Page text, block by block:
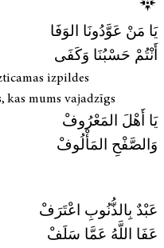
يَا مَنْ عَوَّدُونَا الوَفَا
أَنْتُمْ حَسْبُنَا وَكَفَى
izpildes
kas mums vajadzīgs
يَا أَهْلَ المَعْرُوفْ
وَالصَّفْحِ المَأْلُوفْ
عَبْدٌ بِالذُّنُوبِ اعْتَرَفْ
عَفَا اللَّهُ عَمَّا سَلَفْ